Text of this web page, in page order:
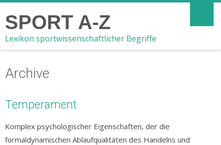
SPORT A-Z
Lexikon sportwissenschaftlicher Begriffe
Archive
Temperament
Komplex psychologischer Eigenschaften, der die
formaldynamischen Ablaufqualitäten des Handelns und